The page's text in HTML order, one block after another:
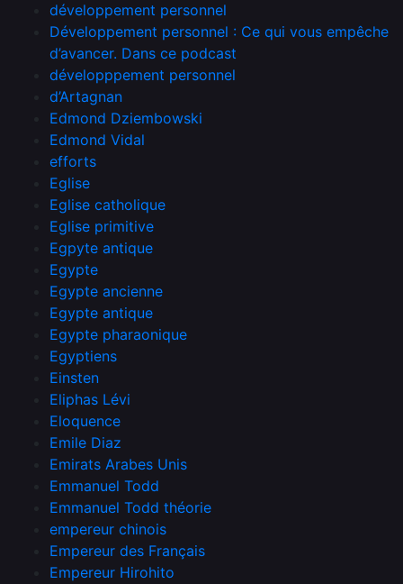
développement personnel
Développement personnel : Ce qui vous empêche
d’avancer. Dans ce podcast
développpement personnel
d’Artagnan
Edmond Dziembowski
Edmond Vidal
efforts
Eglise
Eglise catholique
Eglise primitive
Egpyte antique
Egypte
Egypte ancienne
Egypte antique
Egypte pharaonique
Egyptiens
Einsten
Eliphas Lévi
Eloquence
Emile Diaz
Emirats Arabes Unis
Emmanuel Todd
Emmanuel Todd théorie
empereur chinois
Empereur des Français
Empereur Hirohito